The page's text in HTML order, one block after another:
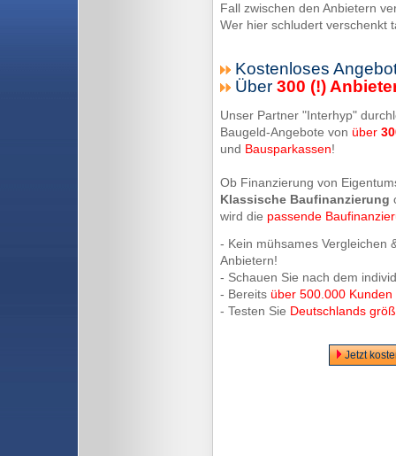
Fall zwischen den Anbietern
Wer hier schludert verschenkt
Kostenloses
Über 300 (!)
Unser Partner "Interhyp"
Baugeld-Angebote von über
und Bausparkassen!
Ob Finanzierung von
Klassische Baufinanzierung
wird die passende
- Kein mühsames Vergleichen
Anbietern!
- Schauen Sie nach dem
- Bereits über 500.000 Kunden
- Testen Sie Deutschlands
Jetzt